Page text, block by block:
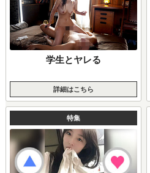
学生とヤレる
詳細はこちら
特集